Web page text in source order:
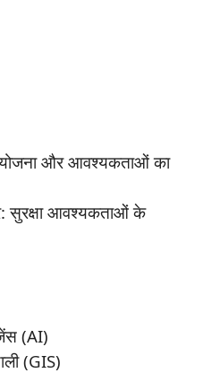
और आवश्यकताओं का
सुरक्षा आवश्यकताओं के
(AI)
(GIS)